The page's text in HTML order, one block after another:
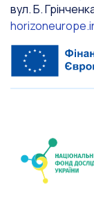
вул. Б.